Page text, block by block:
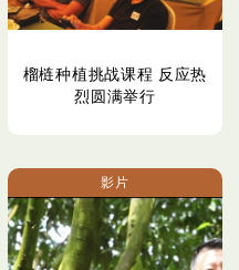
榴梿种植挑战课程 反应热
烈圆满举行
影片